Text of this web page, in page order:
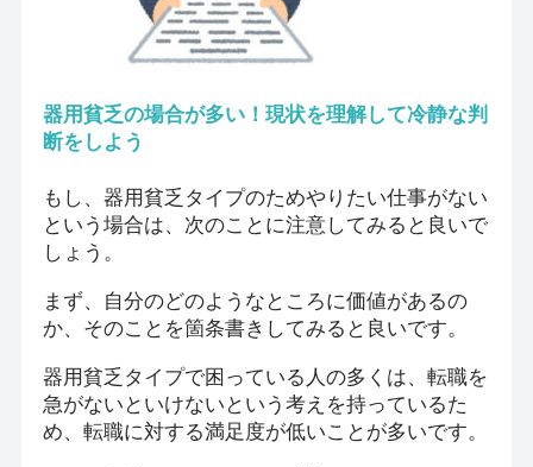
器用貧乏の場合が多い！現状を理解して冷静な判
断をしよう
もし、器用貧乏タイプのためやりたい仕事がない
という場合は、次のことに注意してみると良いで
しょう。
まず、自分のどのようなところに価値があるの
か、そのことを箇条書きしてみると良いです。
器用貧乏タイプで困っている人の多くは、転職を
急がないといけないという考えを持っているた
め、転職に対する満足度が低いことが多いです。